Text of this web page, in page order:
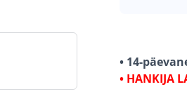
• 14-
• HANKIJA